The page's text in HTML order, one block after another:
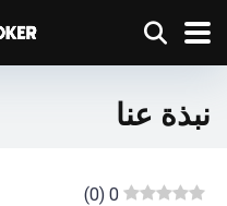
نبذة عنا
0
(
0
)